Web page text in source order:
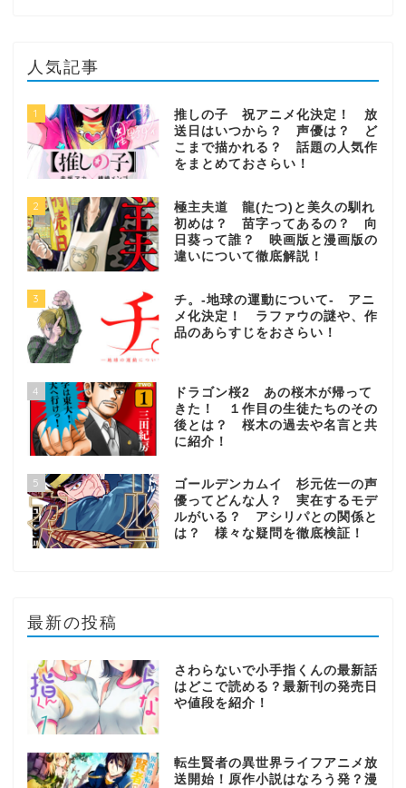
人気記事
1
推しの子 祝アニメ化決定！ 放
送日はいつから？ 声優は？ ど
こまで描かれる？ 話題の人気作
をまとめておさらい！
2
極主夫道 龍(たつ)と美久の馴れ
初めは？ 苗字ってあるの？ 向
日葵って誰？ 映画版と漫画版の
違いについて徹底解説！
3
チ。-地球の運動について- アニ
メ化決定！ ラファウの謎や、作
品のあらすじをおさらい！
4
ドラゴン桜2 あの桜木が帰って
きた！ １作目の生徒たちのその
後とは？ 桜木の過去や名言と共
に紹介！
5
ゴールデンカムイ 杉元佐一の声
優ってどんな人？ 実在するモデ
ルがいる？ アシリパとの関係と
は？ 様々な疑問を徹底検証！
最新の投稿
さわらないで小手指くんの最新話
はどこで読める？最新刊の発売日
や値段を紹介！
転生賢者の異世界ライフアニメ放
送開始！原作小説はなろう発？漫